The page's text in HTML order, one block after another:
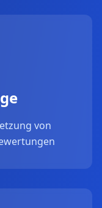
von